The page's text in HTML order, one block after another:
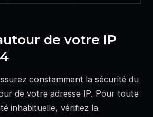
de votre IP
constamment la sécurité du
de votre adresse IP. Pour toute
inhabituelle, vérifiez la